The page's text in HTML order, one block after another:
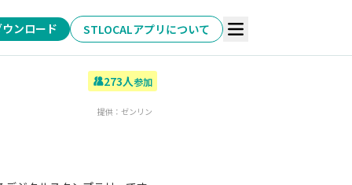
ンロード STLOCALアプリについて
273人参加
提供： ゼンリン